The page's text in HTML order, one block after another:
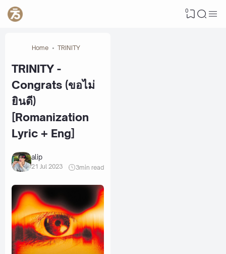
0
Home TRINITY
TRINITY -
Congrats (ขอไม่
ยินดี)
[Romanization
Lyric + Eng]
alip
21 Jul 2023 3min read